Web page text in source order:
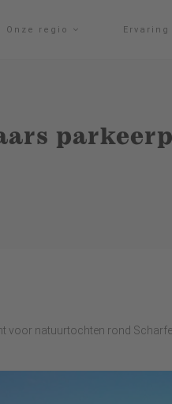
Onze regio
voor natuurtochten rond